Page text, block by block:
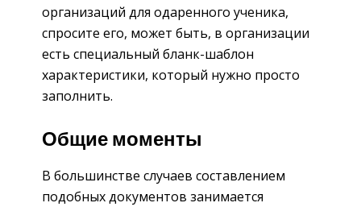
организаций для одаренного ученика,
спросите его, может быть, в организации
есть специальный бланк-шаблон
характеристики, который нужно просто
заполнить.
Общие моменты
В большинстве случаев составлением
подобных документов занимается